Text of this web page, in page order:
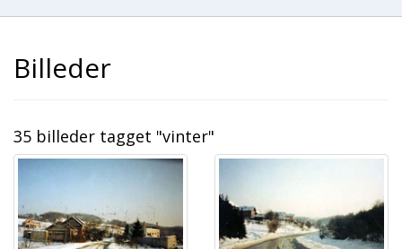
Billeder
35 billeder tagget "vinter"